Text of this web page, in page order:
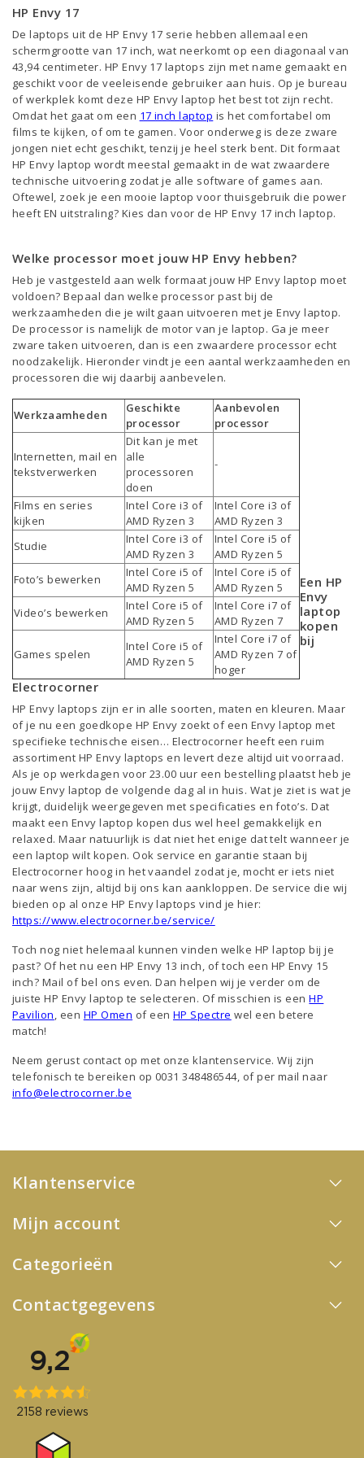
HP Envy 17
De laptops uit de HP Envy 17 serie hebben allemaal een
schermgrootte van 17 inch, wat neerkomt op een diagonaal van
43,94 centimeter. HP Envy 17 laptops zijn met name gemaakt en
geschikt voor de veeleisende gebruiker aan huis. Op je bureau
of werkplek komt deze HP Envy laptop het best tot zijn recht.
Omdat het gaat om een 17 inch laptop is het comfortabel om
films te kijken, of om te gamen. Voor onderweg is deze zware
jongen niet echt geschikt, tenzij je heel sterk bent. Dit formaat
HP Envy laptop wordt meestal gemaakt in de wat zwaardere
technische uitvoering zodat je alle software of games aan.
Oftewel, zoek je een mooie laptop voor thuisgebruik die power
heeft EN uitstraling? Kies dan voor de HP Envy 17 inch laptop.
Welke processor moet jouw HP Envy hebben?
Heb je vastgesteld aan welk formaat jouw HP Envy laptop moet
voldoen? Bepaal dan welke processor past bij de
werkzaamheden die je wilt gaan uitvoeren met je Envy laptop.
De processor is namelijk de motor van je laptop. Ga je meer
zware taken uitvoeren, dan is een zwaardere processor echt
noodzakelijk. Hieronder vindt je een aantal werkzaamheden en
processoren die wij daarbij aanbevelen.
Werkzaamheden
Geschikte
processor
Aanbevolen
processor
Internetten, mail en
tekstverwerken
Dit kan je met
alle
processoren
doen
-
Films en series
kijken
Intel Core i3 of
AMD Ryzen 3
Intel Core i3 of
AMD Ryzen 3
Studie
Intel Core i3 of
AMD Ryzen 3
Intel Core i5 of
AMD Ryzen 5
Foto’s bewerken
Intel Core i5 of
AMD Ryzen 5
Intel Core i5 of
AMD Ryzen 5
Video’s bewerken
Intel Core i5 of
AMD Ryzen 5
Intel Core i7 of
AMD Ryzen 7
Games spelen
Intel Core i5 of
AMD Ryzen 5
Intel Core i7 of
AMD Ryzen 7 of
hoger
Een HP
Envy
laptop
kopen
bij
Electrocorner
HP Envy laptops zijn er in alle soorten, maten en kleuren. Maar
of je nu een goedkope HP Envy zoekt of een Envy laptop met
specifieke technische eisen… Electrocorner heeft een ruim
assortiment HP Envy laptops en levert deze altijd uit voorraad.
Als je op werkdagen voor 23.00 uur een bestelling plaatst heb je
jouw Envy laptop de volgende dag al in huis. Wat je ziet is wat je
krijgt, duidelijk weergegeven met specificaties en foto’s. Dat
maakt een Envy laptop kopen dus wel heel gemakkelijk en
relaxed. Maar natuurlijk is dat niet het enige dat telt wanneer je
een laptop wilt kopen. Ook service en garantie staan bij
Electrocorner hoog in het vaandel zodat je, mocht er iets niet
naar wens zijn, altijd bij ons kan aankloppen. De service die wij
bieden op al onze HP Envy laptops vind je hier:
https://www.electrocorner.be/service/
Toch nog niet helemaal kunnen vinden welke HP laptop bij je
past? Of het nu een HP Envy 13 inch, of toch een HP Envy 15
inch? Mail of bel ons even. Dan helpen wij je verder om de
juiste HP Envy laptop te selecteren. Of misschien is eenHP
Pavilion, een HP Omen of een HP Spectre wel een betere
match!
Neem gerust contact op met onze klantenservice. Wij zijn
telefonisch te bereiken op 0031 348486544, of per mail naar
info@electrocorner.be
Klantenservice
Mijn account
Categorieën
Contactgegevens